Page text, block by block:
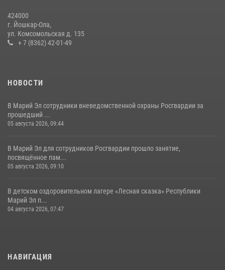
09 июля 2026, 06:04
В Марий Эл для сотрудников Росгвардии прошло занятие,
424000
г. Йошкар-Ола,
ул. Комсомольская д. 135
+ 7 (8362) 42-01-49
НОВОСТИ
В Марий Эл сотрудники вневедомственной охраны Росгвардии за
прошедший ...
05 августа 2026, 09:44
В Марий Эл для сотрудников Росгвардии прошло занятие,
посвящённое пам...
05 августа 2026, 09:10
В детском оздоровительном лагере «Лесная сказка» Республики
Марий Эл п...
04 августа 2026, 07:47
НАВИГАЦИЯ